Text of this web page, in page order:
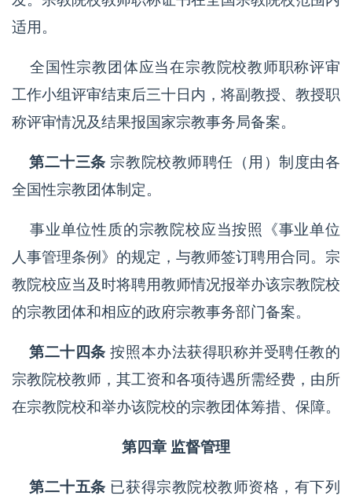
适用。
全国性宗教团体应当在宗教院校教师职称评审
工作小组评审结束后三十日内，将副教授、教授职
称评审情况及结果报国家宗教事务局备案。
第二十三条 宗教院校教师聘任（用）制度由各
全国性宗教团体制定。
事业单位性质的宗教院校应当按照《事业单位
人事管理条例》的规定，与教师签订聘用合同。宗
教院校应当及时将聘用教师情况报举办该宗教院校
的宗教团体和相应的政府宗教事务部门备案。
第二十四条 按照本办法获得职称并受聘任教的
宗教院校教师，其工资和各项待遇所需经费，由所
在宗教院校和举办该院校的宗教团体筹措、保障。
第四章 监督管理
第二十五条 已获得宗教院校教师资格，有下列